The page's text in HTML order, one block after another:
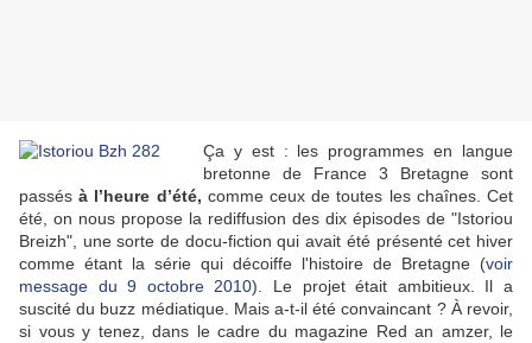
Ça y est : les programmes en langue
bretonne de France 3 Bretagne sont
passésà l’heure d’été, comme ceux de toutes les chaînes. Cet
été, on nous propose la rediffusion des dix épisodes de "Istoriou
Breizh", une sorte de docu-fiction qui avait été présenté cet hiver
comme étant la série qui décoiffe l'histoire de Bretagne (voir
message du 9 octobre 2010). Le projet était ambitieux. Il a
suscité du buzz médiatique. Mais a-t-il été convaincant ? À revoir,
si vous y tenez, dans le cadre du magazine Red an amzer, le